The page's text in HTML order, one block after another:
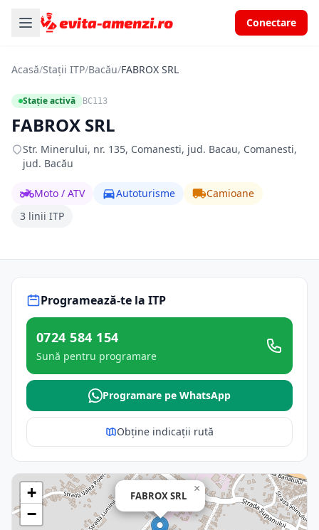
Conectare
Acasă/Stații ITP/Bacău/FABROX SRL
Stație activă BC113
FABROX SRL
Str. Minerului, nr. 135, Comanesti, jud. Bacau, Comanesti,
jud. Bacău
Moto / ATV Autoturisme
Camioane
3 linii ITP
Programează-te la ITP
0724 584 154
Sună pentru programare
Programare pe WhatsApp
Obține indicații rută
FABROX SRL
×
+
−